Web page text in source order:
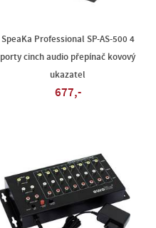
SpeaKa Professional SP-AS-500 4
porty cinch audio přepínač kovový
ukazatel
677,-